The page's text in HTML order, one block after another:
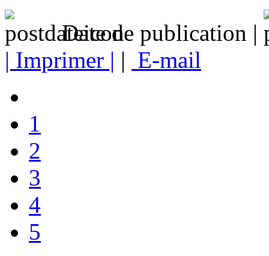
Date de publication |
| Imprimer | | E-mail
1
2
3
4
5